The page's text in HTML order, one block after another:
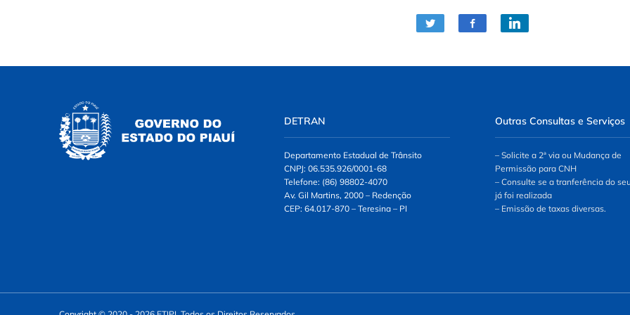
DETRAN
Departamento Estadual de Trânsito
CNPJ: 06.535.926/0001-68
Telefone: (86) 98802-4070
Av. Gil Martins, 2000 – Redenção
CEP: 64.017-870 – Teresina – PI
Outras Consultas e Serviços
– Solicite a 2ª via ou Mudança de
Permissão para CNH
– Consulte se a tranferência do
já foi realizada
– Emissão de taxas diversas.